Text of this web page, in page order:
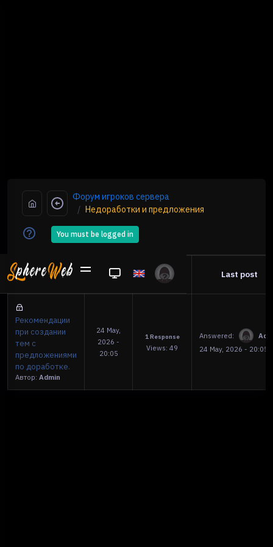
Форум игроков сервера
Недоработки и предложения
You must be logged in
Title
Created
Date
Replies /
Views
Last post
Рекомендации
при создании
тем с
предложениями
по доработке.
Автор: Admin
24 May,
2026 -
20:05
1 Response
Views: 49
Answered:
24 May, 2026 - 20:05